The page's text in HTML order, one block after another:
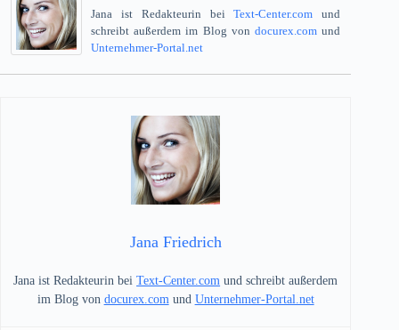
Jana ist Redakteurin beiText-Center.com und
schreibt außerdem im Blog vondocurex.com und
Unternehmer-Portal.net
Jana Friedrich
Jana ist Redakteurin beiText-Center.com und schreibt außerdem
im Blog von docurex.comund Unternehmer-Portal.net